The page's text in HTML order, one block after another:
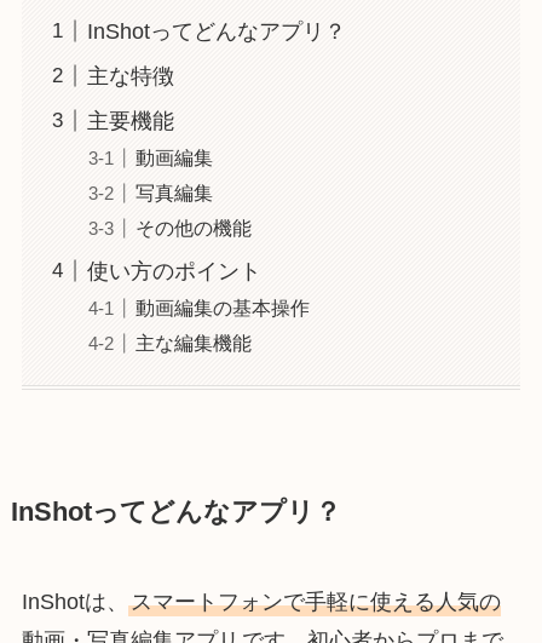
InShotってどんなアプリ？
主な特徴
主要機能
動画編集
写真編集
その他の機能
使い方のポイント
動画編集の基本操作
主な編集機能
InShotってどんなアプリ？
InShotは、 スマートフォンで手軽に使える人気の